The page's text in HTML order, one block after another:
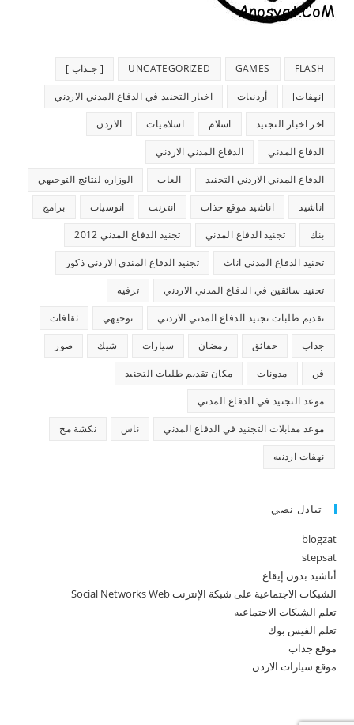
FLASH
GAMES
UNCATEGORIZED [ جـذاب ]
[نهفات] أردنيات اخبار التجنيد في الدفاع المدني الاردني
اخر اخبار التجنيد اسلام اسلاميات الاردن
الدفاع المدني الدفاع المدني الاردني
الدفاع المدني الاردني التجنيد العاب الوزاره لنتائج التوجيهي
اناشيد اناشيد موقع جذاب انترنت انوسيات برامج
بنك تجنيد الدفاع المدني تجنيد الدفاع المدني 2012
تجنيد الدفاع المدني اناث تجنيد الدفاع المندي الاردني ذكور
تجنيد سائقين في الدفاع المدني الاردني ترفيه
تقديم طلبات تجنيد الدفاع المدني الاردني توجيهي ثقافات
جذاب حقائق رمضان سيارات شيك صور
فن مدونات مكان تقديم طلبات التجنيد
موعد التجنيد في الدفاع المدني
موعد مقابلات التجنيد في الدفاع المدني ناس نكشة مخ
نهفات اردنيه
تبادل نصي
blogzat
stepsat
أناشيد بدون إيقاع
الشبكات الاجتماعية على شبكة الإنترنت Social Networks Web
تعلم الشبكات الاجتماعيه
تعلم الفيس بوك
موقع جذاب
موقع سيارات الاردن